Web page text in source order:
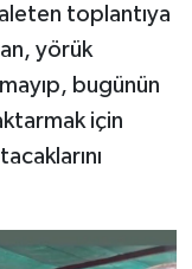
toplantıya
yörük
bugünün
için